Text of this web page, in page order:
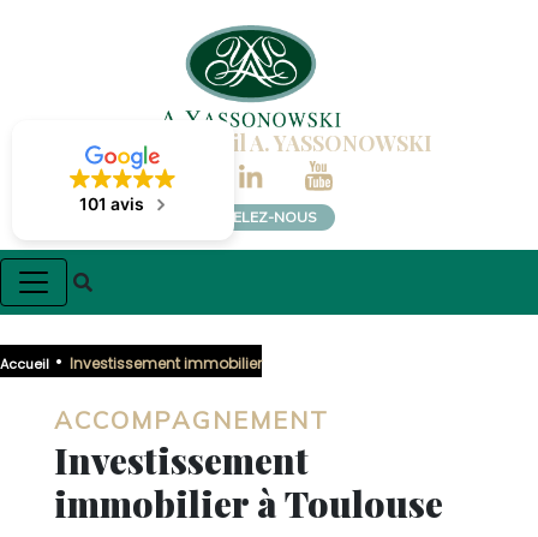
101 avis
Cabinet Conseil A. YASSONOWSKI
APPELEZ-NOUS
Accueil • Investissement immobilier
ACCOMPAGNEMENT
Investissement
immobilier à Toulouse